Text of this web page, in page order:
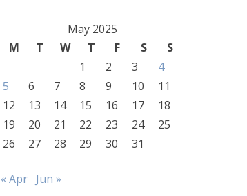
May 2025
M
T W T F S
S
1
2 3
4
5
6 7 8 9 10
11
12
13 14 15 16 17
18
19
20 21 22 23 24
25
26
27 28 29 30 31
« Apr Jun »